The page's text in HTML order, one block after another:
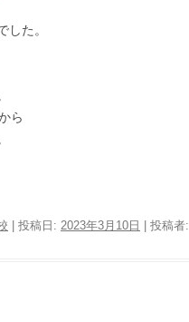
した。
ら
| 投稿日: 2023年3月10日 投稿者: